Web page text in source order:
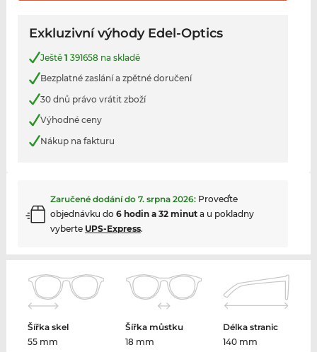
Exkluzivní výhody Edel-Optics
Ještě 1 391658 na skladě
Bezplatné zaslání a zpětné doručení
30 dnů právo vrátit zboží
Výhodné ceny
Nákup na fakturu
Zaručené dodání do 7. srpna 2026: Proveďte
objednávku do 6 hodin a 32 minuta u pokladny
vyberte UPS-Express.
Šířka skel
55 mm
Šířka můstku
18 mm
Délka stranic
140 mm